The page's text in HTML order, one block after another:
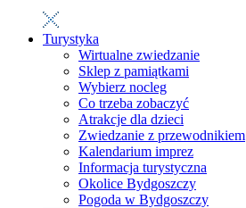
Turystyka
Wirtualne zwiedzanie
Sklep z pamiątkami
Wybierz nocleg
Co trzeba zobaczyć
Atrakcje dla dzieci
Zwiedzanie z przewodnikiem
Kalendarium imprez
Informacja turystyczna
Okolice Bydgoszczy
Pogoda w Bydgoszczy